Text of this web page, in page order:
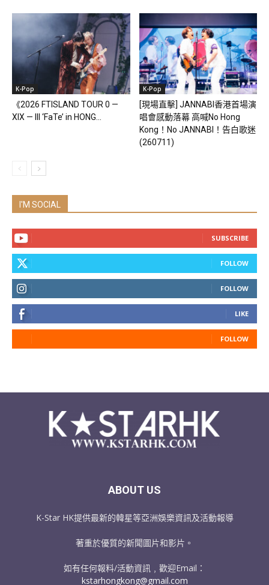
K-Pop
《2026 FTISLAND TOUR 0 —
XIX — III ‘FaTe’ in HONG...
K-Pop
[現場直擊] JANNABI香港首場演
唱會感動落幕 高喊No Hong
Kong！No JANNABI！告白歌迷
(260711)
I'M SOCIAL
SUBSCRIBE
FOLLOW
FOLLOW
LIKE
FOLLOW
ABOUT US
K-Star HK提供最新的韓星等亞洲娛樂資訊及活動報導
著重於優質的新聞圖片和影片。
如有任何報料/活動資訊﹐歡迎Email：
kstarhongkong@gmail.com